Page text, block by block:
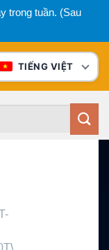
trong tuần. (Sau
TIẾNG VIỆT